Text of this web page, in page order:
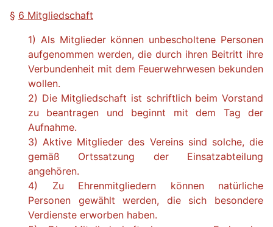
§ 6 Mitgliedschaft
1) Als Mitglieder können unbescholtene Personen
aufgenommen werden, die durch ihren Beitritt ihre
Verbundenheit mit dem Feuerwehrwesen bekunden
wollen.
2) Die Mitgliedschaft ist schriftlich beim Vorstand
zu beantragen und beginnt mit dem Tag der
Aufnahme.
3) Aktive Mitglieder des Vereins sind solche, die
gemäß Ortssatzung der Einsatzabteilung
angehören.
4) Zu Ehrenmitgliedern können natürliche
Personen gewählt werden, die sich besondere
Verdienste erworben haben.